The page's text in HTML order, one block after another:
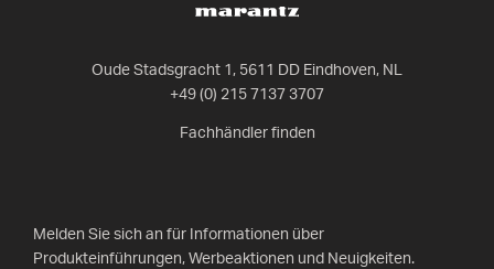
Oude Stadsgracht 1, 5611 DD Eindhoven, NL
+49 (0) 215 7137 3707
Fachhändler finden
Melden Sie sich an für Informationen über
Produkteinführungen, Werbeaktionen und Neuigkeiten.